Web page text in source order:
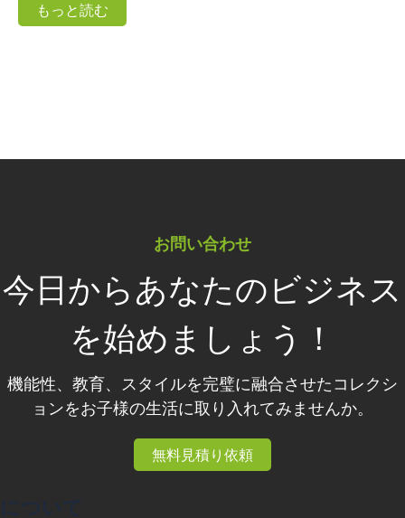
もっと読む
お問い合わせ
今日からあなたのビジネス
を始めましょう！
機能性、教育、スタイルを完璧に融合させたコレクシ
ョンをお子様の生活に取り入れてみませんか。
無料見積り依頼